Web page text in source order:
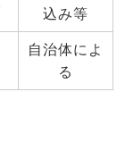
込み等
自治体によ
る